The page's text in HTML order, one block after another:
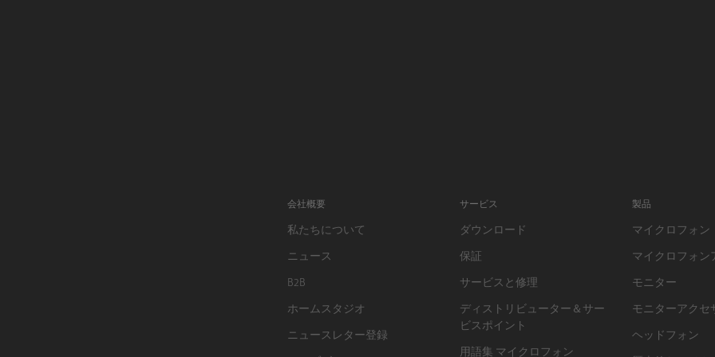
会社概要
私たちについて
ニュース
B2B
ホームスタジオ
ニュースレター登録
サービス
ダウンロード
保証
サービスと修理
ディストリビューター＆サー
ビスポイント
用語集 マイクロフォン
製品
マイクロフォン
マイクロフォン
モニター
モニターアクセ
ヘッドフォン